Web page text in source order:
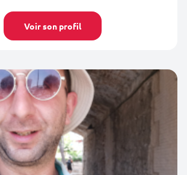
Voir son profil